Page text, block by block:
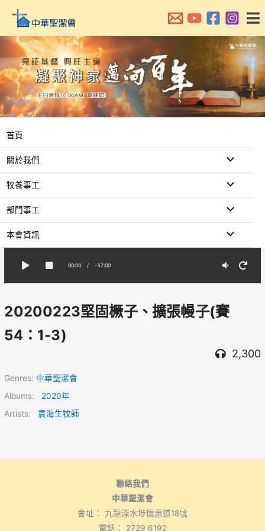
主
內
容
首頁
關於我們
牧養事工
部門事工
本會資訊
00:00 / -37:00
20200223堅固橛子、擴張幔子(賽
54：1-3)
2,300
Genres: 中華聖潔會
Albums: 2020年
Artists: 袁海生牧師
聯絡我們
中華聖潔會
會址： 九龍深水埗懷惠道18號
電話： 2729 6192